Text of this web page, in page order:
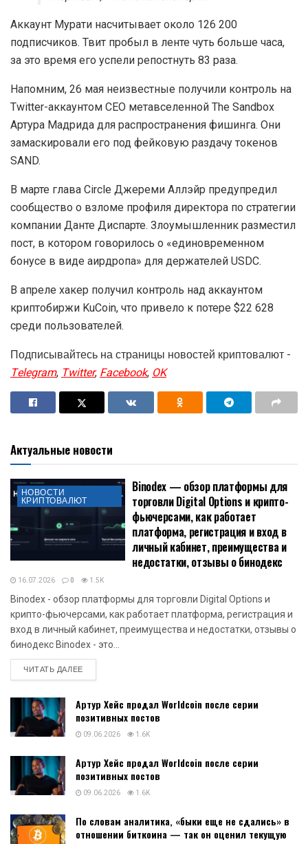
Аккаунт Мурати насчитывает около 126 200
подписчиков. Твит пробыл в ленте чуть больше часа,
за это время его успели репостнуть 83 раза.
Напомним, 26 мая неизвестные получили контроль на
Twitter-аккаунтом CEO метавселенной The Sandbox
Артура Мадрида для распространения фишинга. Они
замаскировали его под фейковую раздачу токенов
SAND.
В марте глава Circle Джереми Аллэйр предупредил
сообщество о взломе профиля директора по стратегии
компании Данте Диспарте. Злоумышленник разместил
пост, в котором говорилось о «единовременном
бонусе в виде аирдропа» для держателей USDC.
В апреле хакер получил контроль над аккаунтом
криптобиржи KuCoin, что привело к потере $22 628
среди пользователей.
Подписывайтесь на страницы новостей криптовалют -
Telegram,Twitter,Facebook,OK
Актуальные новости
НОВОСТИ
КРИПТОВАЛЮТ
Binodex — обзор платформы для
торговли Digital Options и крипто-
фьючерсами, как работает
платформа, регистрация и вход в
личный кабинет, преимущества и
недостатки, отзывы о бинодекс
16.07.2026 0 1.5K
Binodex - обзор платформы для торговли Digital Options и
крипто-фьючерсами, как работает платформа, регистрация и
вход в личный кабинет, преимущества и недостатки, отзывы о
бинодекс Binodex - это...
ЧИТАТЬ ДАЛЕЕDETAILS
Артур Хейс продал Worldcoin после серии
позитивных постов
09.06.2026 1.6K
Артур Хейс продал Worldcoin после серии
позитивных постов
09.06.2026 1.6K
По словам аналитика, «быки еще не сдались» в
отношении биткоина — так он оценил текущую